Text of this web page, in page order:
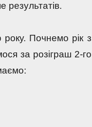
результатів.
Почнемо рік з
за розіграш 2-го